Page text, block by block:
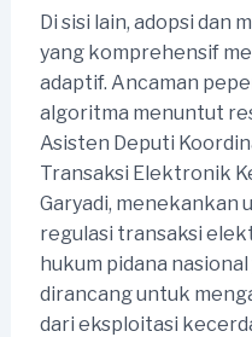
Di sisi lain, adopsi dan
yang komprehensif
adaptif. Ancaman
algoritma menuntut
Asisten Deputi
Transaksi Elektronik
Garyadi, menekankan
regulasi transaksi
hukum pidana
dirancang untuk
dari eksploitasi